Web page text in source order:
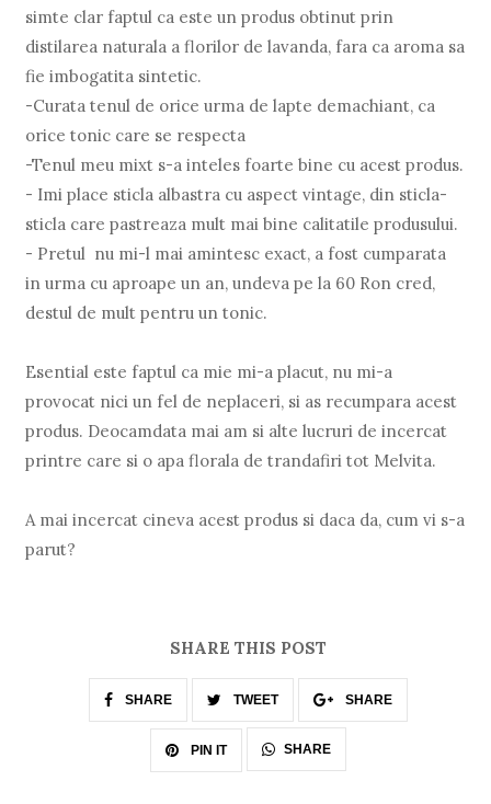
simte clar faptul ca este un produs obtinut prin
distilarea naturala a florilor de lavanda, fara ca aroma sa
fie imbogatita sintetic.
-Curata tenul de orice urma de lapte demachiant, ca
orice tonic care se respecta
-Tenul meu mixt s-a inteles foarte bine cu acest produs.
- Imi place sticla albastra cu aspect vintage, din sticla-
sticla care pastreaza mult mai bine calitatile produsului.
- Pretul nu mi-l mai amintesc exact, a fost cumparata
in urma cu aproape un an, undeva pe la 60 Ron cred,
destul de mult pentru un tonic.
Esential este faptul ca mie mi-a placut, nu mi-a
provocat nici un fel de neplaceri, si as recumpara acest
produs. Deocamdata mai am si alte lucruri de incercat
printre care si o apa florala de trandafiri tot Melvita.
A mai incercat cineva acest produs si daca da, cum vi s-a
parut?
SHARE THIS POST
SHARE TWEET SHARE
PIN IT SHARE